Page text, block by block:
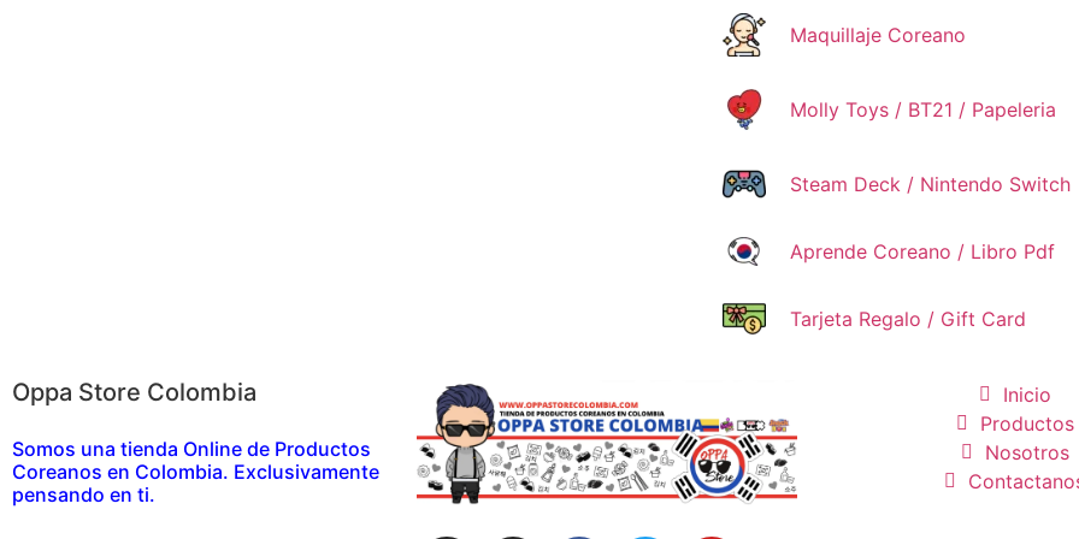
Maquillaje Coreano
Molly Toys / BT21 / Papeleria
Steam Deck / Nintendo Switch
Aprende Coreano / Libro Pdf
Tarjeta Regalo / Gift Card
Oppa Store Colombia
Somos una tienda Online de Productos
Coreanos en Colombia. Exclusivamente
pensando en ti.
Inicio
Productos
Nosotros